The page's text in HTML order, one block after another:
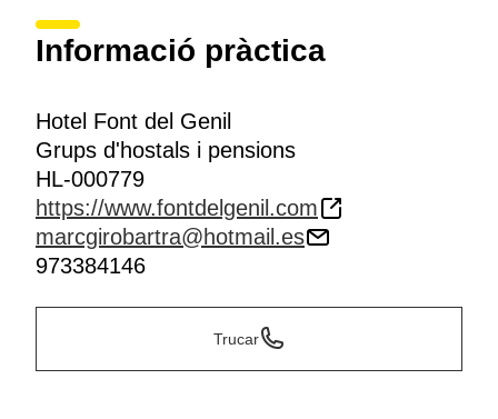
Informació pràctica
Hotel Font del Genil
Grups d'hostals i pensions
HL-000779
https://www.fontdelgenil.com
marcgirobartra@hotmail.es
973384146
Trucar